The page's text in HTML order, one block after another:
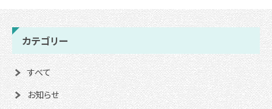
カテゴリー
すべて
お知らせ